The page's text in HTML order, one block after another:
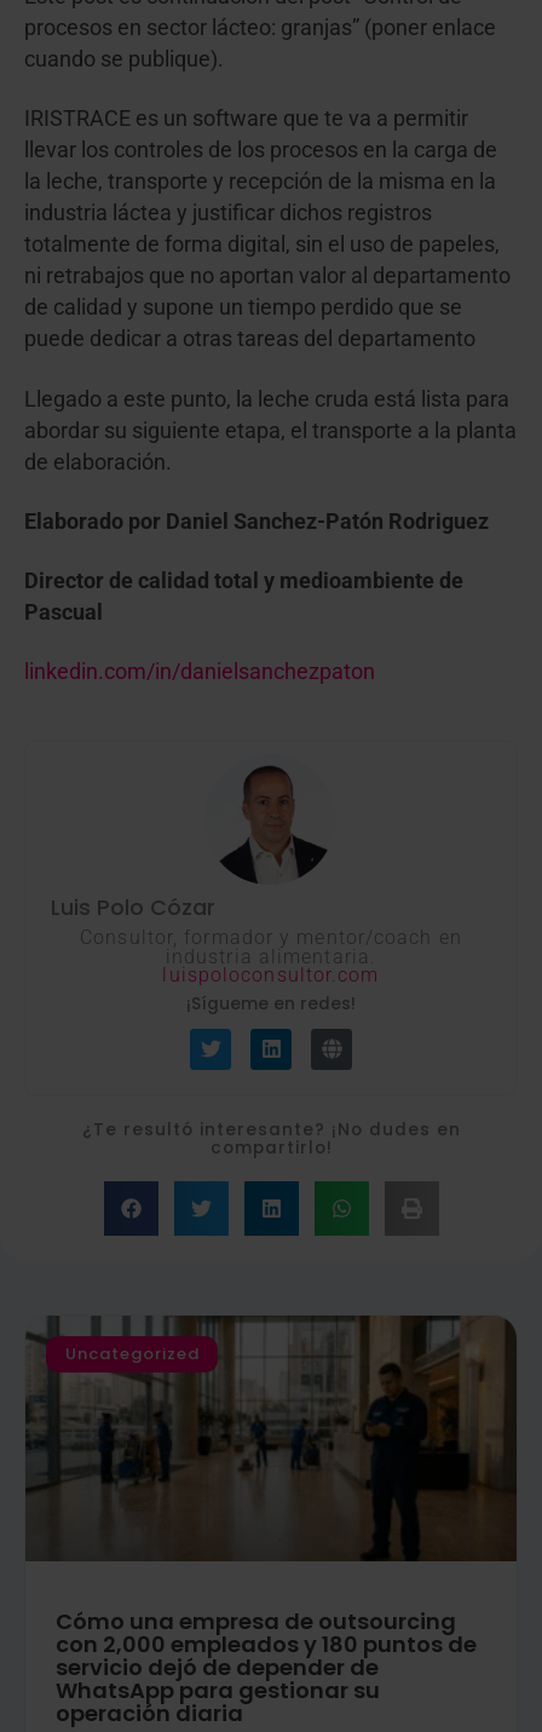
procesos en sector lácteo: granjas” (poner enlace
cuando se publique).
IRISTRACE es un software que te va a permitir
llevar los controles de los procesos en la carga de
la leche, transporte y recepción de la misma en la
industria láctea y justificar dichos registros
totalmente de forma digital, sin el uso de papeles,
ni retrabajos que no aportan valor al departamento
de calidad y supone un tiempo perdido que se
puede dedicar a otras tareas del departamento
Llegado a este punto, la leche cruda está lista para
abordar su siguiente etapa, el transporte a la planta
de elaboración.
Elaborado por Daniel Sanchez-Patón Rodriguez
Director de calidad total y medioambiente de
Pascual
linkedin.com/in/danielsanchezpaton
Luis Polo Cózar
Consultor, formador y mentor/coach en
industria alimentaria.
luispoloconsultor.com
¡Sígueme en redes!
T
w
i
e
r
i
n
d
i
l
o
¿Te resultó interesante? ¡No dudes en
compartirlo!
Uncategorized
Cómo una empresa de outsourcing
con 2,000 empleados y 180 puntos de
servicio dejó de depender de
WhatsApp para gestionar su
operación diaria